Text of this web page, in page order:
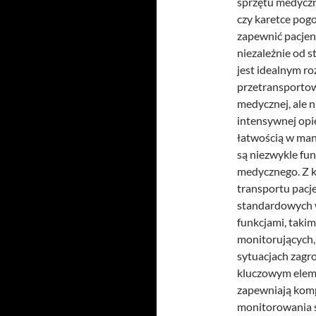
czy karetce
zapewnić
niezależnie od
jest idealnym
medycznej, ale
intensywnej
łatwością w
są niezwykle
medycznego. Z
transportu
standardowych
funkcjami,
sytuacjach
kluczowym
zapewniają
monitorowania